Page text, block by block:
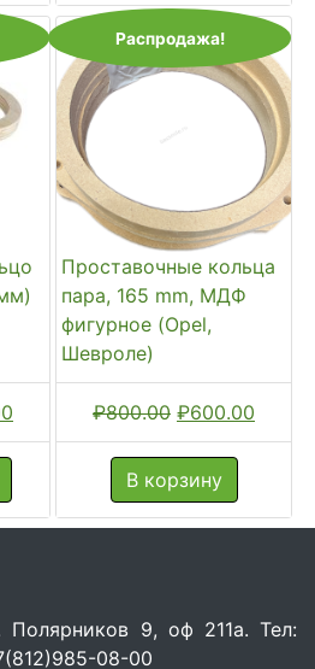
Текущая
цена:
Распродажа!
Проставочные кольца
пара, 165 mm, МДФ
фигурное (Opel,
Шевроле)
₽800.00
цена
составляла
₽800.00.
₽600.00
цена:
В корзину
Полярников 9, оф 211а. Тел:
08-00